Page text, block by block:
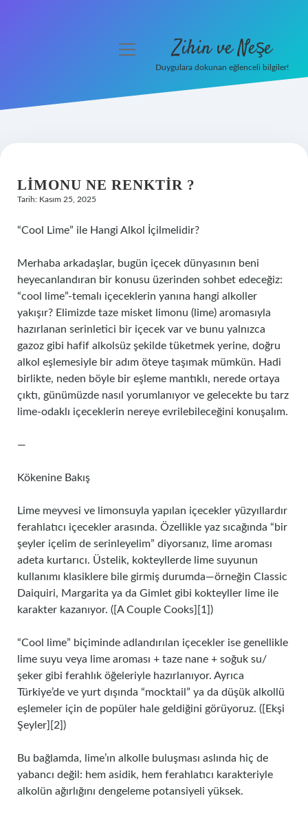
Hakkımızda
menüyü
Zihin ve Neşe
Duygulara dokunan eğlenceli bilgiler!
LIMONU NE RENKTIR ?
Tarih: Kasım 25, 2025
“Cool Lime” ile Hangi Alkol İçilmelidir?
Merhaba arkadaşlar, bugün içecek dünyasının beni
heyecanlandıran bir konusu üzerinden sohbet edeceğiz:
“cool lime”‑temalı içeceklerin yanına hangi alkoller
yakışır? Elimizde taze misket limonu (lime) aromasıyla
hazırlanan serinletici bir içecek var ve bunu yalnızca
gazoz gibi hafif alkolsüz şekilde tüketmek yerine, doğru
alkol eşlemesiyle bir adım öteye taşımak mümkün. Hadi
birlikte, neden böyle bir eşleme mantıklı, nerede ortaya
çıktı, günümüzde nasıl yorumlanıyor ve gelecekte bu tarz
lime‑odaklı içeceklerin nereye evrilebileceğini konuşalım.
—
Kökenine Bakış
Lime meyvesi ve limon­suyla yapılan içecekler yüzyıllardır
ferahlatıcı içecekler arasında. Özellikle yaz sıcağında “bir
şeyler içelim de serinleyelim” diyorsanız, lime aroması
adeta kurtarıcı. Üstelik, kokteyllerde lime suyunun
kullanımı klasiklere bile girmiş durumda—örneğin Classic
Daiquiri, Margarita ya da Gimlet gibi kokteyller lime ile
karakter kazanıyor. ([A Couple Cooks][1])
“Cool lime” biçiminde adlandırılan içecekler ise genellikle
lime suyu veya lime aroması + taze nane + soğuk su/
şeker gibi ferahlık öğeleriyle hazırlanıyor. Ayrıca
Türkiye’de ve yurt dışında “mocktail” ya da düşük alkollü
eşlemeler için de popüler hale geldiğini görüyoruz. ([Ekşi
Şeyler][2])
Bu bağlamda, lime’ın alkolle buluşması aslında hiç de
yabancı değil: hem asidik, hem ferahlatıcı karakteriyle
alkolün ağırlığını dengeleme potansiyeli yüksek.